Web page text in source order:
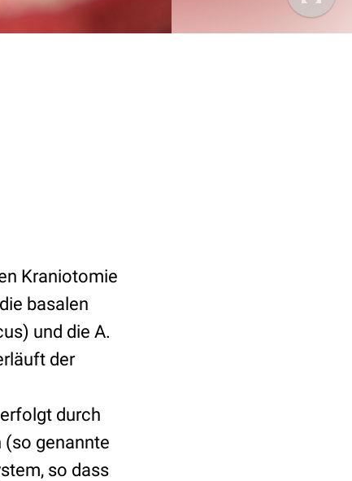
Kraniotomie
basalen
und die A.
der
durch
(so genannte
so dass